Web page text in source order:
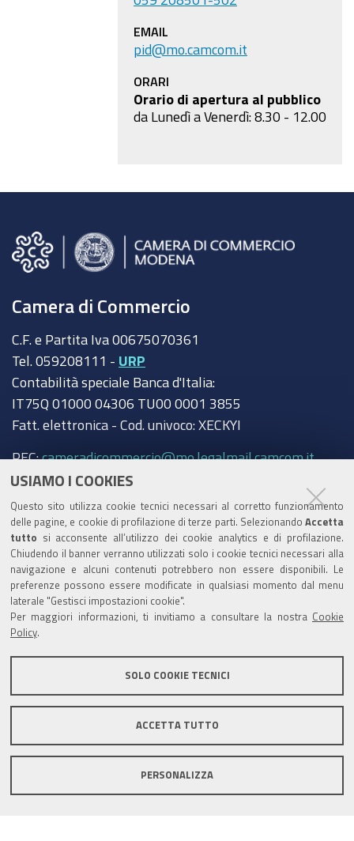
USIAMO I COOKIES
Questo sito utilizza cookie tecnici necessari al corretto funzionamento
delle pagine, e cookie di profilazione di terze parti. Selezionando Accetta
tutto si acconsente all’utilizzo dei cookie analytics e di profilazione.
Chiudendo il banner verranno utilizzati solo i cookie tecnici necessari alla
navigazione e alcuni contenuti potrebbero non essere disponibili. Le
preferenze possono essere modificate in qualsiasi momento dal menu
laterale "Gestisci impostazioni cookie".
Per maggiori informazioni, ti invitiamo a consultare la nostra Cookie
Policy
SOLO COOKIE TECNICI
ACCETTA TUTTO
PERSONALIZZA
EMAIL
pid@mo.camcom.it
ORARI
Orario di apertura al pubblico
da Lunedì a Venerdì: 8.30 - 12.00
Camera di Commercio
C.F. e Partita Iva 00675070361
Tel. 059208111 - URP
Contabilità speciale Banca d'Italia:
IT75Q 01000 04306 TU00 0001 3855
Fatt. elettronica - Cod. univoco: XECKYI
PEC:cameradicommercio@mo.legalmail.camcom.it
Trasparenza
Amministrazione trasparente
Albo Camerale
Pubblicità Legale
Area riservata Amministratori
Informativa generale
Informative privacy
Accessibilità
Note legali
Informativa estesa sui cookie
Social media policy